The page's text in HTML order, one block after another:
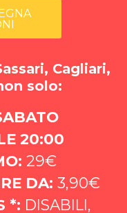
Cagliari,
solo:
20:00
29€
DA: 3,90€
*: DISABILI,